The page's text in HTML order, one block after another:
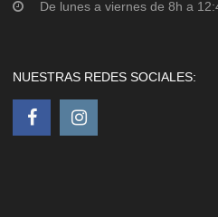
De lunes a viernes de 8h a
NUESTRAS REDES SOCIALES: